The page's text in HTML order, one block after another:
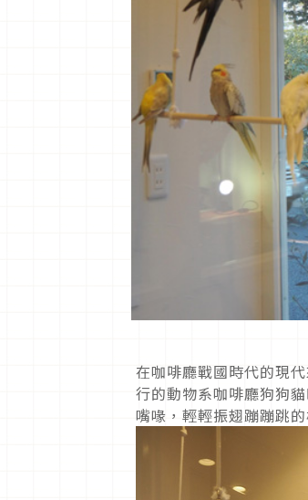
在咖啡廳戰國時代的現
行的動物系咖啡廳狗狗
嘴喙，輕輕振翅蹦蹦跳